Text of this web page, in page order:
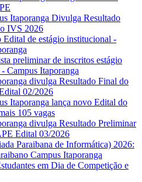
Itaporanga Divulga Resultado
IVS 2026
de estágio institucional -
preliminar de inscritos estágio
Campus Itaporanga
divulga Resultado Final do
02/2026
Itaporanga lança novo Edital do
105 vagas
divulga Resultado Preliminar
Edital 03/2026
Paraibana de Informática) 2026:
Campus Itaporanga
em Dia de Competição e